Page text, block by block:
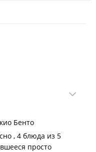
Бенто
, 4 блюда из 5
просто